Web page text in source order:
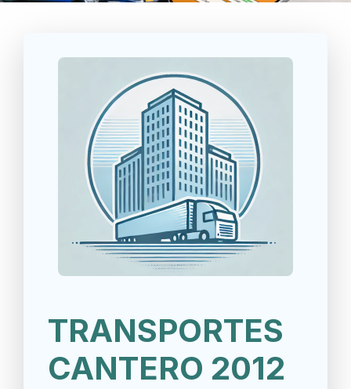
TRANSPORTES
CANTERO 2012